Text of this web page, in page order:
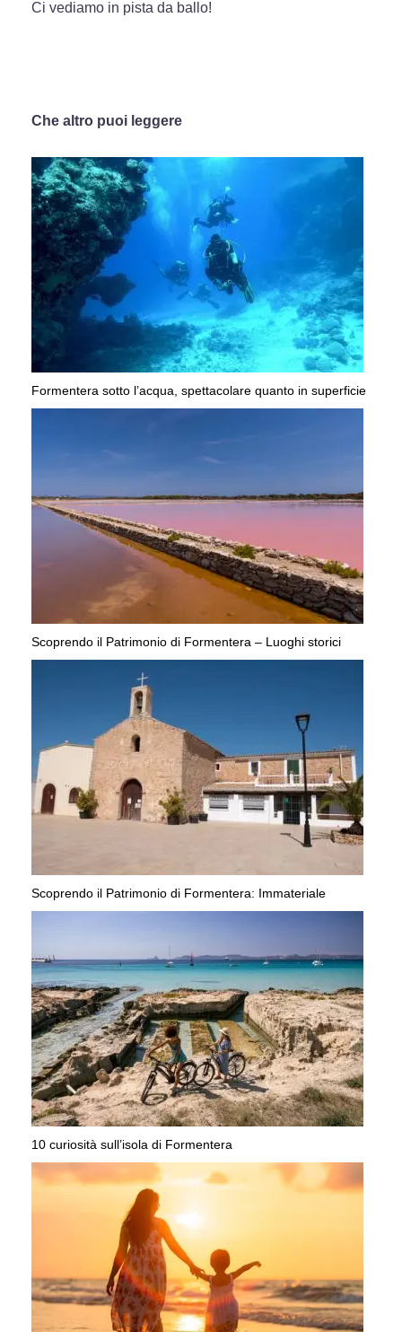
Ci vediamo in pista da ballo!
Che altro puoi leggere
Formentera sotto l’acqua, spettacolare quanto in superficie
Scoprendo il Patrimonio di Formentera – Luoghi storici
Scoprendo il Patrimonio di Formentera: Immateriale
10 curiosità sull’isola di Formentera